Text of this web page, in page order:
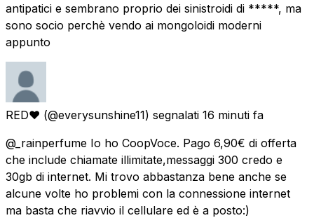
antipatici e sembrano proprio dei sinistroidi di *****, ma
sono socio perchè vendo ai mongoloidi moderni
appunto
RED♥ (@everysunshine11) segnalati 16 minuti fa
@_rainperfume Io ho CoopVoce. Pago 6,90€ di offerta
che include chiamate illimitate,messaggi 300 credo e
30gb di internet. Mi trovo abbastanza bene anche se
alcune volte ho problemi con la connessione internet
ma basta che riavvio il cellulare ed è a posto:)